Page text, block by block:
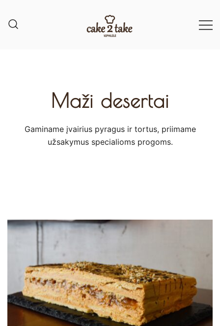
Maži desertai
Gaminame įvairius pyragus ir tortus, priimame
užsakymus specialioms progoms.​